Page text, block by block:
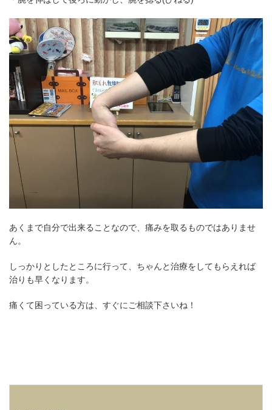
あくまで自分で出来ることなので、痛みを取るものではありませ
ん。
しっかりとしたところに行って、ちゃんと治療をしてもらえれば
治りも早くなります。
痛くて困っている方は、すぐにご相談下さいね！